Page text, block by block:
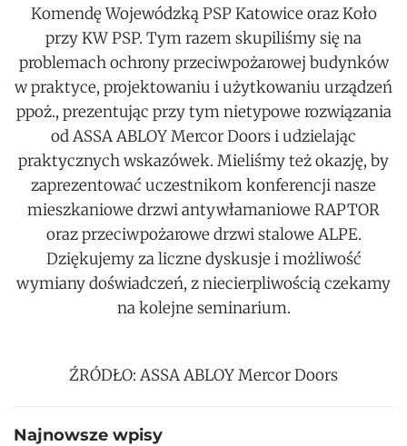
Komendę Wojewódzką PSP Katowice oraz Koło
przy KW PSP. Tym razem skupiliśmy się na
problemach ochrony przeciwpożarowej budynków
w praktyce, projektowaniu i użytkowaniu urządzeń
ppoż., prezentując przy tym nietypowe rozwiązania
od ASSA ABLOY Mercor Doors i udzielając
praktycznych wskazówek. Mieliśmy też okazję, by
zaprezentować uczestnikom konferencji nasze
mieszkaniowe drzwi antywłamaniowe RAPTOR
oraz przeciwpożarowe drzwi stalowe ALPE.
Dziękujemy za liczne dyskusje i możliwość
wymiany doświadczeń, z niecierpliwością czekamy
na kolejne seminarium.
ŹRÓDŁO: ASSA ABLOY Mercor Doors
Najnowsze wpisy